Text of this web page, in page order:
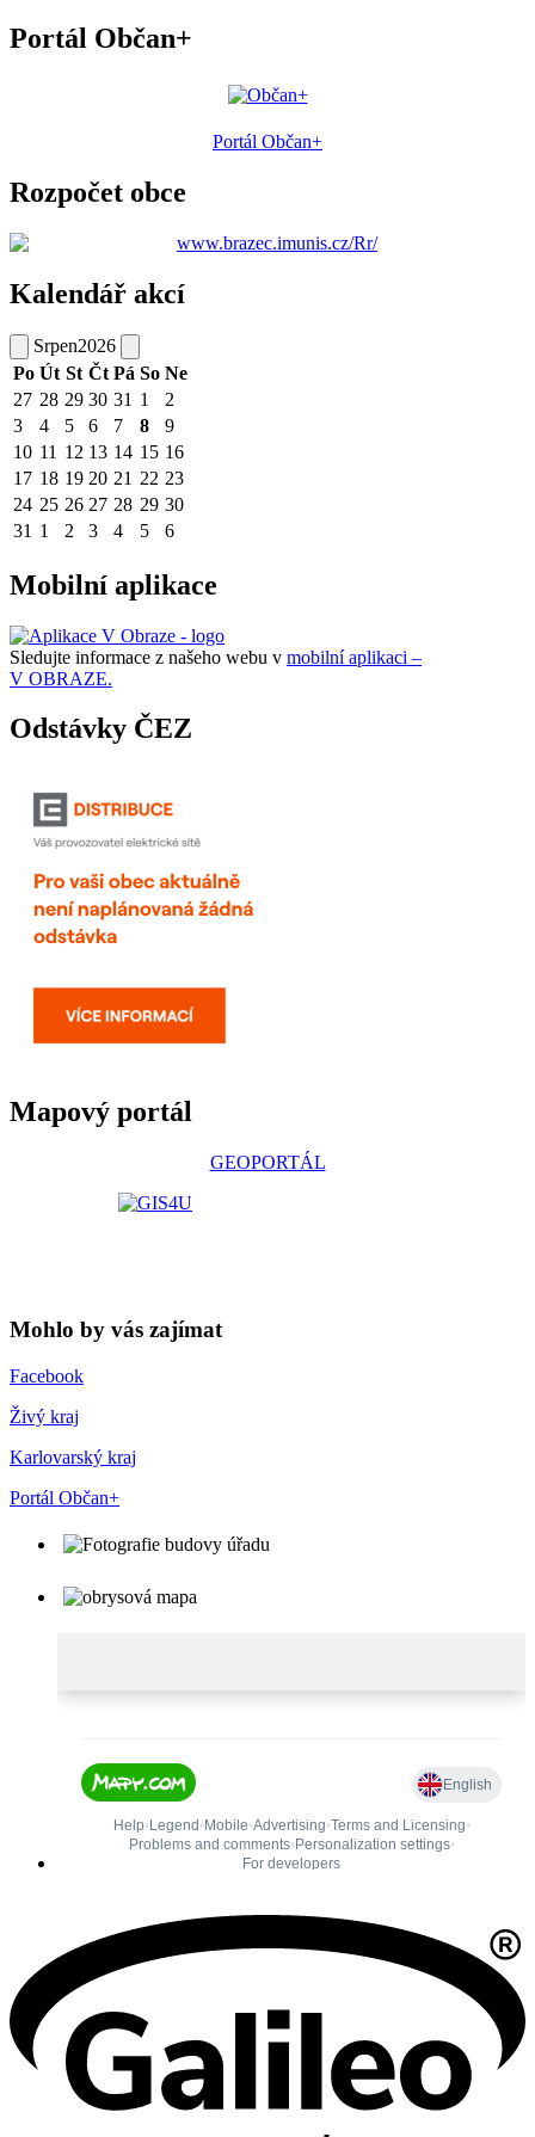
Portál Občan+
Portál Občan+
Rozpočet obce
Kalendář akcí
Srpen2026
Po Út St Čt Pá So Ne
27 28 29 30 31 1
2
3
4 5 6 7 8
9
10 11 12 13 14 15 16
17 18 19 20 21 22 23
24 25 26 27 28 29 30
31 1 2 3 4 5 6
Mobilní aplikace
Sledujte informace z našeho webu v mobilní aplikaci –
V OBRAZE.
Odstávky ČEZ
Mapový portál
GEOPORTÁL
Mohlo by vás zajímat
Facebook
Živý kraj
Karlovarský kraj
Portál Občan+